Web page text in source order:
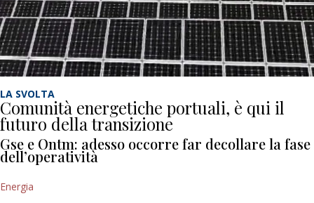
LA SVOLTA
Comunità energetiche portuali, è qui il
futuro della transizione
Gse e Ontm: adesso occorre far decollare la fase
dell’operatività
Energia